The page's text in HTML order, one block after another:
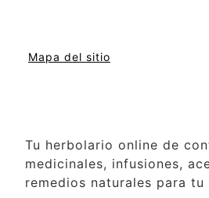
Mapa del sitio
Tu herbolario online de
medicinales, infusiones,
remedios naturales para tu